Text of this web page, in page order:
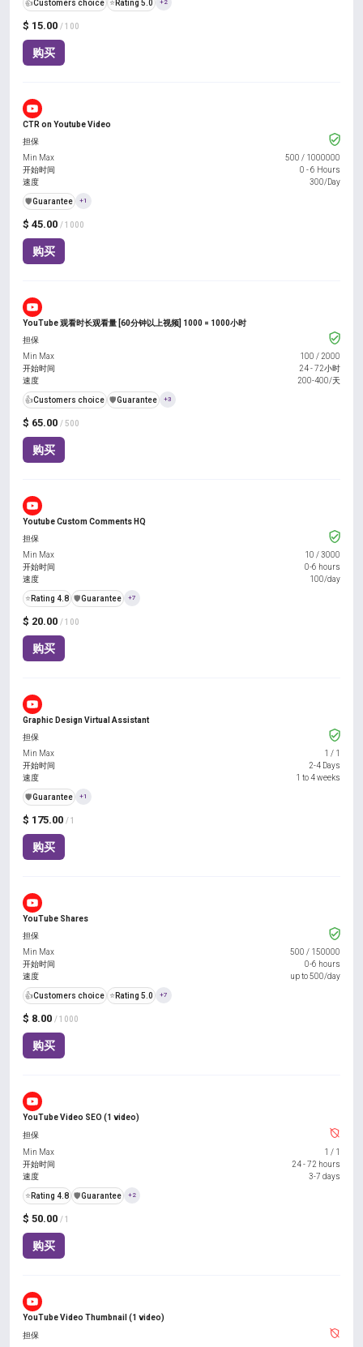
$ 15.00 / 100
购买
👍Customers choice ⭐ Rating 5.0 +2
CTR on Youtube Video
$ 45.00 / 1000
购买
担保
Min Max
500 / 1000000
开始时间
0 - 6 Hours
速度
300/Day
️🛡️Guarantee +1
YouTube 观看时长观看量 [60分钟以上视频] 1000 = 1000小时
$ 65.00 / 500
购买
担保
Min Max
100 / 2000
开始时间
24 - 72小时
速度
200-400/天
👍Customers choice ️🛡️Guarantee +3
Youtube Custom Comments HQ
$ 20.00 / 100
购买
担保
Min Max
10 /3000
开始时间
0-6 hours
速度
100/day
⭐ Rating 4.8 ️🛡️Guarantee +7
Graphic Design Virtual Assistant
$ 175.00 / 1
购买
担保
Min Max
1 / 1
开始时间
2-4 Days
速度
1 to 4 weeks
️🛡️Guarantee +1
YouTube Shares
$ 8.00 / 1000
购买
担保
Min Max
500 / 150000
开始时间
0-6 hours
速度
up to 500/day
👍Customers choice ⭐ Rating 5.0 +7
YouTube Video SEO (1 video)
$ 50.00 / 1
购买
担保
Min Max
1 / 1
开始时间
24 - 72 hours
速度
3-7 days
⭐ Rating 4.8 ️🛡️Guarantee +2
YouTube Video Thumbnail (1 video)
担保